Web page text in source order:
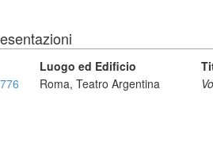
Luogo ed Edificio
Roma, Teatro Argentina